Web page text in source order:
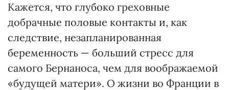
Кажется, что глубоко греховные
добрачные половые контакты и, как
следствие, незапланированная
беременность — больший стресс для
самого Бернаноса, чем для воображаемой
«будущей матери». О жизни во Франции в